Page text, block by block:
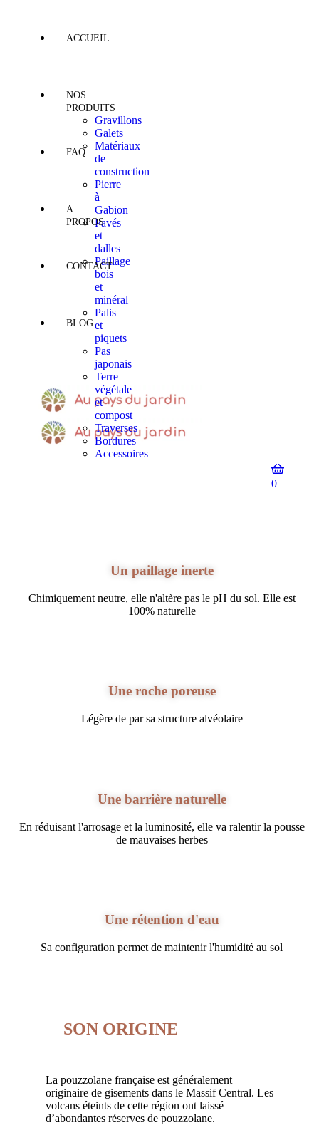
ACCUEIL
NOS
PRODUITS
Gravillons
Galets
Matériaux
de
construction
Pierre
à
Gabion
Pavés
et
dalles
Paillage
bois
et
minéral
Palis
et
piquets
Pas
japonais
Terre
végétale
et
compost
Traverses
Bordures
Accessoires
FAQ
A
PROPOS
CONTACT
BLOG
0
Un paillage inerte
Chimiquement neutre, elle n'altère pas le pH du sol. Elle est
100% naturelle
Une roche poreuse
Légère de par sa structure alvéolaire
Une barrière naturelle
En réduisant l'arrosage et la luminosité, elle va ralentir la pousse
de mauvaises herbes
Une rétention d'eau
Sa configuration permet de maintenir l'humidité au sol
SON ORIGINE
La pouzzolane française est généralement
originaire de gisements dans le Massif Central. Les
volcans éteints de cette région ont laissé
d’abondantes réserves de pouzzolane.